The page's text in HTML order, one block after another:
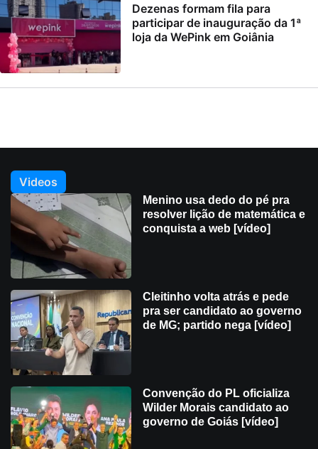
Dezenas formam fila para
participar de inauguração da 1ª
loja da WePink em Goiânia
Videos
Menino usa dedo do pé pra
resolver lição de matemática e
conquista a web [vídeo]
Cleitinho volta atrás e pede
pra ser candidato ao governo
de MG; partido nega [vídeo]
Convenção do PL oficializa
Wilder Morais candidato ao
governo de Goiás [vídeo]